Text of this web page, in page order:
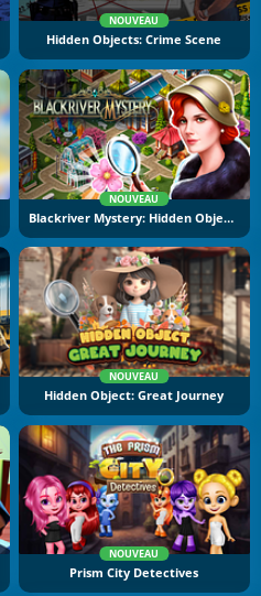
NOUVEAU
Hidden Objects: Crime Scene
NOUVEAU
Blackriver Mystery: Hidden Objects
NOUVEAU
Hidden Object: Great Journey
NOUVEAU
Prism City Detectives